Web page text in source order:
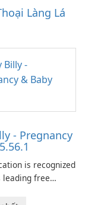
Làng Lá
- Pregnancy
is recognized
leading free